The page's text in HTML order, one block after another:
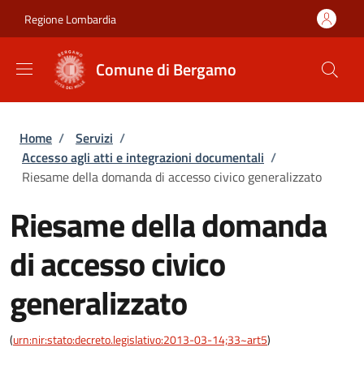
Regione Lombardia
Comune di Bergamo
Briciole di pane
Home / Servizi /
Accesso agli atti e integrazioni documentali /
Riesame della domanda di accesso civico generalizzato
Riesame della domanda
di accesso civico
generalizzato
(urn:nir:stato:decreto.legislativo:2013-03-14;33~art5)